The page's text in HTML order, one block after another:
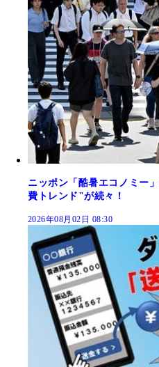
ニッポン「酷暑エコノミー
費トレンド"が続々！
2026年08月02日 08:30